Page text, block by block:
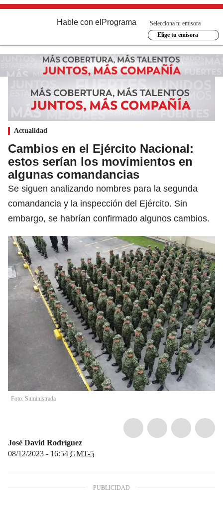
Hable con el Programa
Selecciona tu emisora
Elige tu emisora
Actualidad
Cambios en el Ejército Nacional:
estos serían los movimientos en
algunas comandancias
Se siguen analizando nombres para la segunda
comandancia y la inspección del Ejército. Sin
embargo, se habrían confirmado algunos cambios.
Foto: Suministrada
José David Rodríguez
08/12/2023 - 16:54 GMT-5